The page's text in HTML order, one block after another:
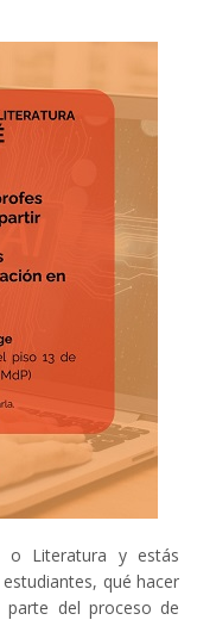
o Literatura y estás
qué hacer
parte del proceso de